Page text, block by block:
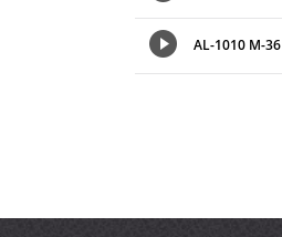
AL-1010 M-36